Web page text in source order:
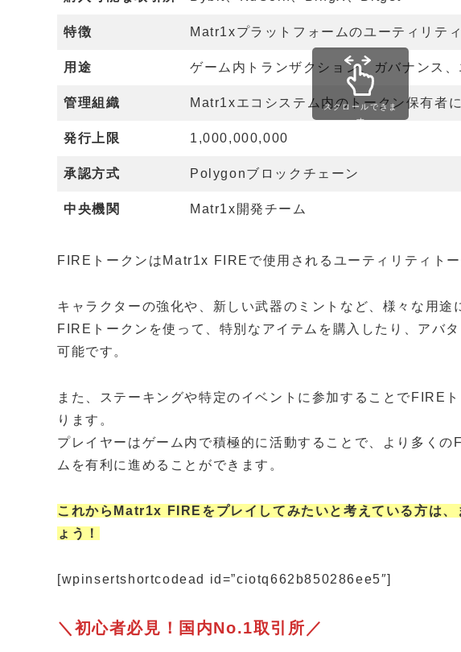
特徴 Matr1xプラットフォームのユーティリテ
用途 ゲーム内トランザクション、ガバナンス
管理組織 Matr1xエコシステム内のトークン保有者
発行上限 1,000,000,000
承認方式 Polygonブロックチェーン
中央機関 Matr1x開発チーム
スクロールできま
す
FIREトークンはMatr1x FIREで使用されるユーティリティトー
キャラクターの強化や、新しい武器のミントなど、様々な用途
FIREトークンを使って、特別なアイテムを購入したり、アバ
可能です。
また、ステーキングや特定のイベントに参加することでFIRE
ります。
プレイヤーはゲーム内で積極的に活動することで、より多く
ムを有利に進めることができます。
これからMatr1x FIREをプレイしてみたいと考えている方は、
ょう！
[wpinsertshortcodead id=”ciotq662b850286ee5″]
＼初心者必見！国内No.1取引所／